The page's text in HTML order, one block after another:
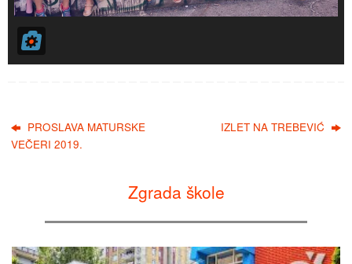
PROSLAVA MATURSKE
VEČERI 2019.
IZLET NA TREBEVIĆ
Zgrada škole